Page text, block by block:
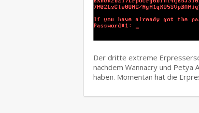
Der dritte extreme
nachdem Wannacry und Petya
haben. Momentan hat die